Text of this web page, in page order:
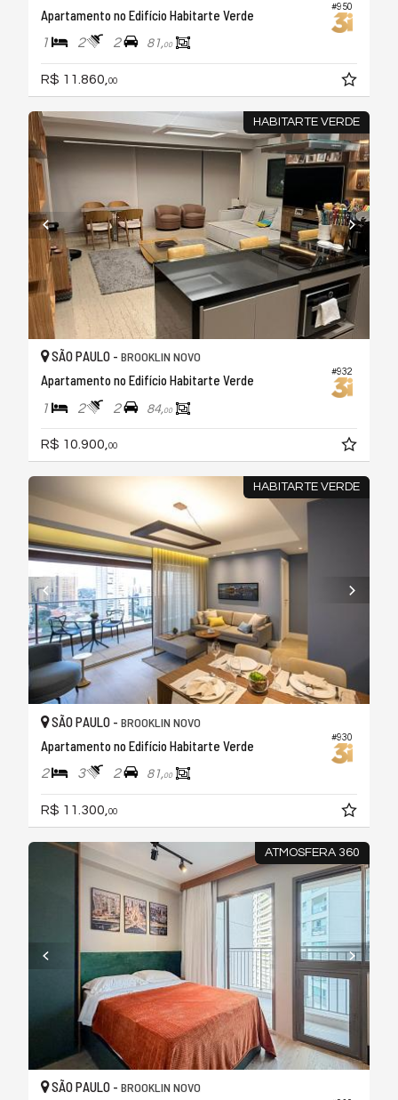
#950
Apartamento no Edifício Habitarte Verde
1 2 2 81,00
R$ 11.860, 00
HABITARTE VERDE
#932
SÃO PAULO - BROOKLIN NOVO
Apartamento no Edifício Habitarte Verde
1 2 2 84,00
R$ 10.900,00
HABITARTE VERDE
#930
SÃO PAULO - BROOKLIN NOVO
Apartamento no Edifício Habitarte Verde
2 3 2 81,00
R$ 11.300, 00
ATMOSFERA 360
SÃO PAULO - BROOKLIN NOVO